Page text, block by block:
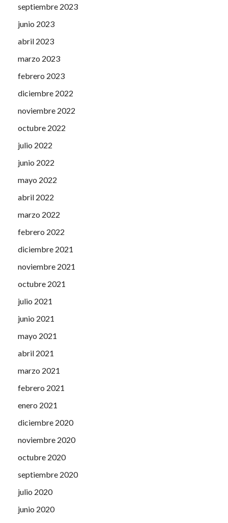
septiembre 2023
junio 2023
abril 2023
marzo 2023
febrero 2023
diciembre 2022
noviembre 2022
octubre 2022
julio 2022
junio 2022
mayo 2022
abril 2022
marzo 2022
febrero 2022
diciembre 2021
noviembre 2021
octubre 2021
julio 2021
junio 2021
mayo 2021
abril 2021
marzo 2021
febrero 2021
enero 2021
diciembre 2020
noviembre 2020
octubre 2020
septiembre 2020
julio 2020
junio 2020